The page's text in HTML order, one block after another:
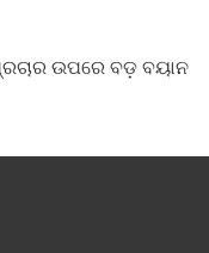
ଉପରେ ବଡ଼ ବୟାନ